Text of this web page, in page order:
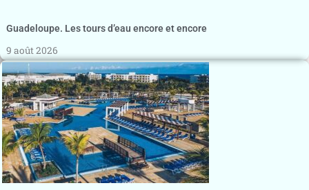
Guadeloupe. Les tours d’eau encore et encore
9 août 2026